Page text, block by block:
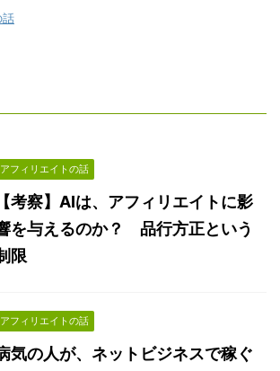
話
アフィリエイトの話
【考察】AIは、アフィリエイトに影
を与えるのか？ 品行方正という
限
アフィリエイトの話
気の人が、ネットビジネスで稼ぐ